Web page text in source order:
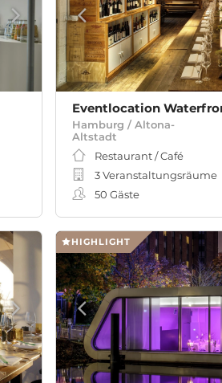
Eventlocation
Hamburg / Altona-
Altstadt
Restaurant / Café
3 Veranstaltungsräume
50 Gäste
HIGHLIGHT